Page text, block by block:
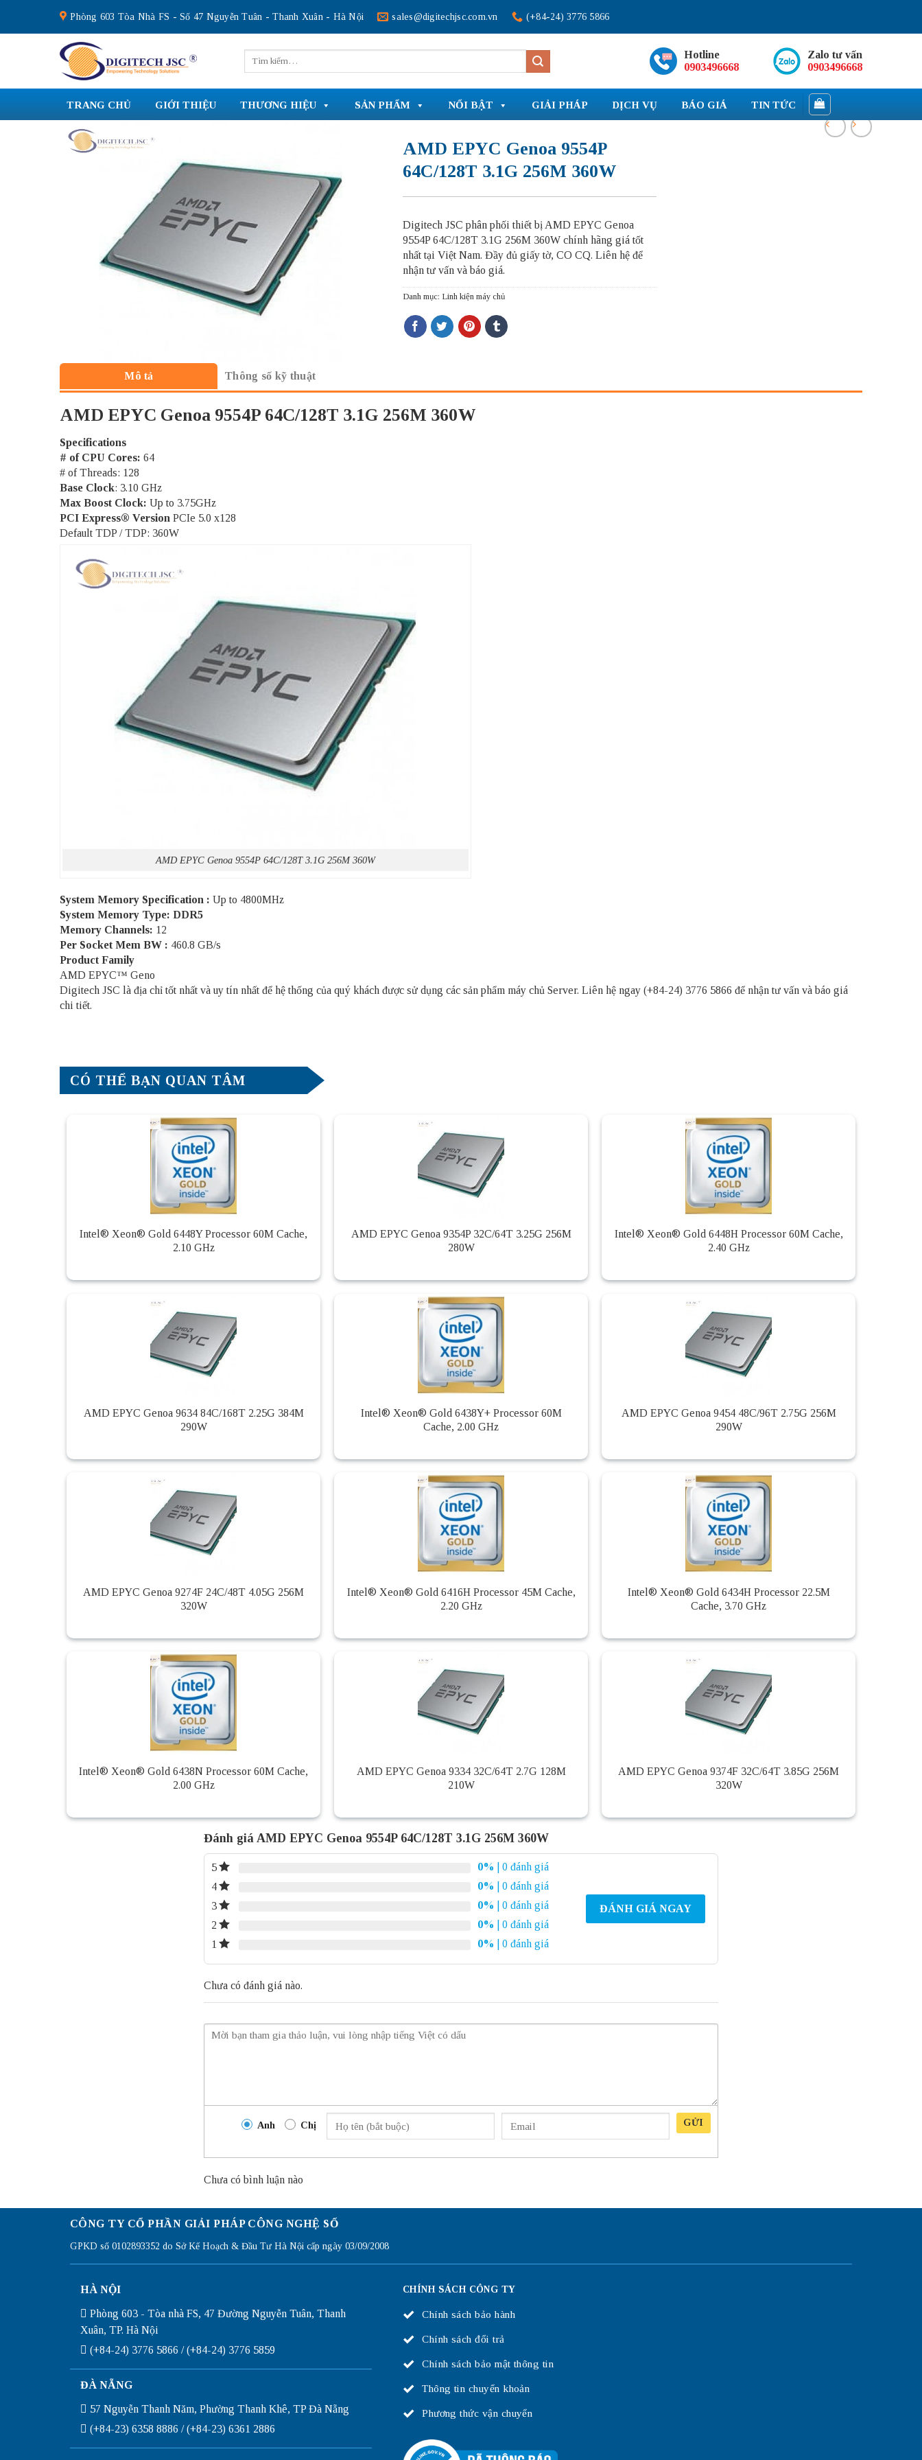
content
Phòng 603 Tòa Nhà FS - Số 47 Nguyễn Tuân - Thanh Xuân - Hà Nội sales@digitechjsc.com.vn (+84-24) 3776 5866
kiếm:
Hotline
0903496668
Zalo tư vấn
0903496668
TRANG CHỦ GIỚI THIỆU THƯƠNG HIỆU SẢN PHẨM NỔI BẬT GIẢI PHÁP DỊCH VỤ BÁO GIÁ TIN TỨC
AMD EPYC Genoa 9554P
64C/128T 3.1G 256M 360W
Digitech JSC phân phối thiết bị AMD EPYC Genoa
9554P 64C/128T 3.1G 256M 360W chính hãng giá tốt
nhất tại Việt Nam. Đầy đủ giấy tờ, CO CQ. Liên hệ để
nhận tư vấn và báo giá.
Danh mục: Linh kiện máy chủ
Mô tả Thông số kỹ thuật
AMD EPYC Genoa 9554P 64C/128T 3.1G 256M 360W
Specifications
# of CPU Cores: 64
# of Threads: 128
Base Clock: 3.10 GHz
Max Boost Clock: Up to 3.75GHz
PCI Express® Version PCIe 5.0 x128
Default TDP / TDP: 360W
AMD EPYC Genoa 9554P 64C/128T 3.1G 256M 360W
System Memory Specification : Up to 4800MHz
System Memory Type: DDR5
Memory Channels: 12
Per Socket Mem BW : 460.8 GB/s
Product Family
AMD EPYC™ Geno
Digitech JSC là địa chỉ tốt nhất và uy tín nhất để hệ thống của quý khách được sử dụng các sản phẩm máy chủ Server. Liên hệ ngay (+84-24) 3776 5866 để nhận tư vấn và báo giá
chi tiết.
CÓ THỂ BẠN QUAN TÂM
Intel® Xeon® Gold 6448Y Processor 60M Cache,
2.10 GHz
AMD EPYC Genoa 9354P 32C/64T 3.25G 256M
280W
Intel® Xeon® Gold 6448H Processor 60M Cache,
2.40 GHz
AMD EPYC Genoa 9634 84C/168T 2.25G 384M
290W
Intel® Xeon® Gold 6438Y+ Processor 60M
Cache, 2.00 GHz
AMD EPYC Genoa 9454 48C/96T 2.75G 256M
290W
AMD EPYC Genoa 9274F 24C/48T 4.05G 256M
320W
Intel® Xeon® Gold 6416H Processor 45M Cache,
2.20 GHz
Intel® Xeon® Gold 6434H Processor 22.5M
Cache, 3.70 GHz
Intel® Xeon® Gold 6438N Processor 60M Cache,
2.00 GHz
AMD EPYC Genoa 9334 32C/64T 2.7G 128M
210W
AMD EPYC Genoa 9374F 32C/64T 3.85G 256M
320W
Đánh giá AMD EPYC Genoa 9554P 64C/128T 3.1G 256M 360W
5 0%
| 0 đánh giá
4
0%
| 0 đánh giá
3
0%
| 0 đánh giá
2
0%
| 0 đánh giá
1
0% | 0 đánh giá
ĐÁNH GIÁ NGAY
Chưa có đánh giá nào.
Anh Chị GỬI
Chưa có bình luận nào
CÔNG TY CỔ PHẦN GIẢI PHÁP CÔNG NGHỆ SỐ
GPKD số 0102893352 do Sở Kế Hoạch & Đầu Tư Hà Nội cấp ngày 03/09/2008
HÀ NỘI
Phòng 603 - Tòa nhà FS, 47 Đường Nguyễn Tuân, Thanh
Xuân, TP. Hà Nội
(+84-24) 3776 5866 / (+84-24) 3776 5859
ĐÀ NẴNG
57 Nguyễn Thanh Năm, Phường Thanh Khê, TP Đà Nẵng
(+84-23) 6358 8886 / (+84-23) 6361 2886
CHÍNH SÁCH CÔNG TY
Chính sách bảo hành
Chính sách đổi trả
Chính sách bảo mật thông tin
Thông tin chuyển khoản
Phương thức vận chuyển